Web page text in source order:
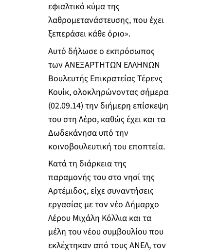
εφιαλτικό κύμα της
λαθρομετανάστευσης, που έχει
ξεπεράσει κάθε όριο».
Αυτό δήλωσε ο εκπρόσωπος
των ΑΝΕΞΑΡΤΗΤΩΝ ΕΛΛΗΝΩΝ
Βουλευτής Επικρατείας Τέρενς
Κουίκ, ολοκληρώνοντας σήμερα
(02.09.14) την διήμερη επίσκεψη
του στη Λέρο, καθώς έχει και τα
Δωδεκάνησα υπό την
κοινοβουλευτική του εποπτεία.
Κατά τη διάρκεια της
παραμονής του στο νησί της
Αρτέμιδος, είχε συναντήσεις
εργασίας με τον νέο Δήμαρχο
Λέρου Μιχάλη Κόλλια και τα
μέλη του νέου συμβουλίου που
εκλέχτηκαν από τους ΑΝΕΛ, τον